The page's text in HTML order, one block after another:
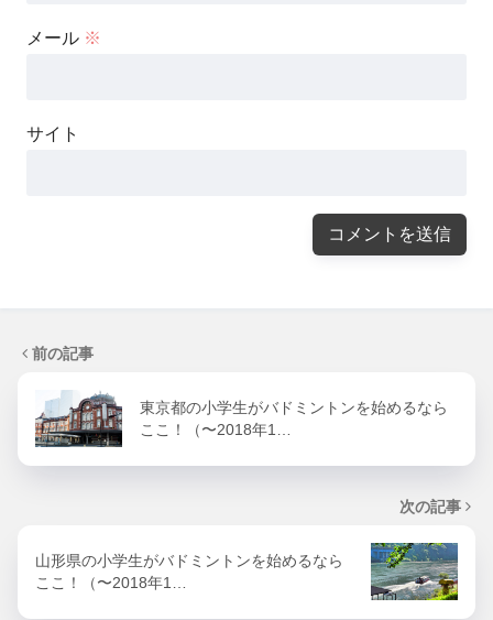
メール ※
サイト
前の記事
東京都の小学生がバドミントンを始めるなら
ここ！（〜2018年1…
次の記事
山形県の小学生がバドミントンを始めるなら
ここ！（〜2018年1…